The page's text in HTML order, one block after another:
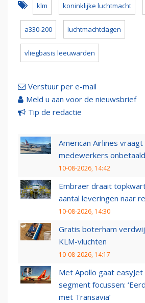
klm koninklijke luchtmacht
a330-200 luchtmachtdagen
vliegbasis leeuwarden
Verstuur per e-mail
Meld u aan voor de nieuwsbrief
Tip de redactie
American Airlines
medewerkers
10-08-2026, 14:42
Embraer draait
aantal leveringen naar
10-08-2026, 14:30
Gratis boterham
KLM-vluchten
10-08-2026, 14:17
Met Apollo gaat
segment focussen:
met Transavia’